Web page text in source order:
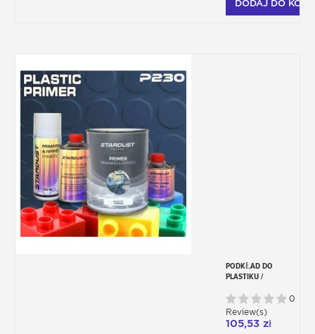
DODAJ DO
PODKŁAD DO
PLASTIKU /
PRZYCZEPNOŚCI,
JEDNOSKŁADNIKOWY
P230
0
Review(s)
105,53 zł